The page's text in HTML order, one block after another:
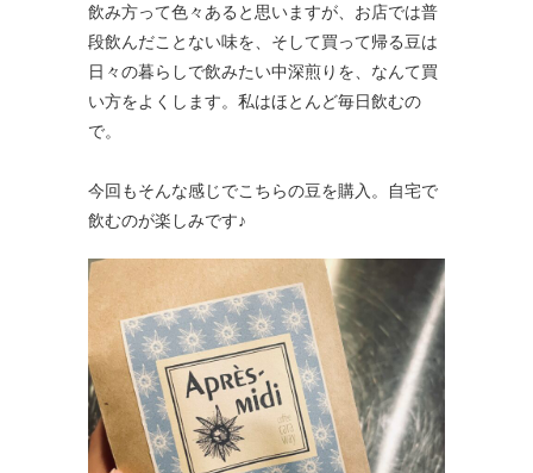
飲み方って色々あると思いますが、お店では普
段飲んだことない味を、そして買って帰る豆は
日々の暮らしで飲みたい中深煎りを、なんて買
い方をよくします。私はほとんど毎日飲むの
で。
今回もそんな感じでこちらの豆を購入。自宅で
飲むのが楽しみです♪